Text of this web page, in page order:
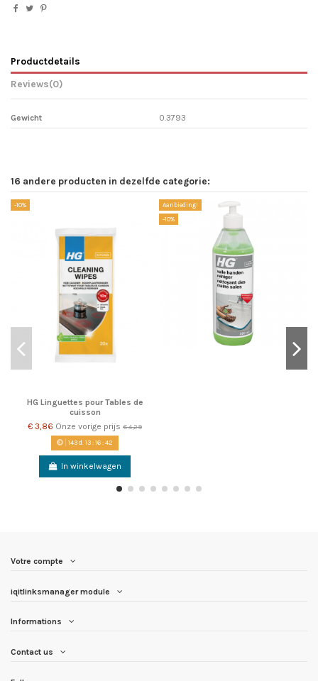
Productdetails
Reviews(0)
Gewicht 0.3793
16 andere producten in dezelfde categorie:
-10%
HG Linguettes pour Tables de
cuisson
€ 3,86 Onze vorige prijs € 4,29
143d. 13:16:42
In winkelwagen
Aanbieding!
-10%
Votre compte
iqitlinksmanager module
Informations
Contact us